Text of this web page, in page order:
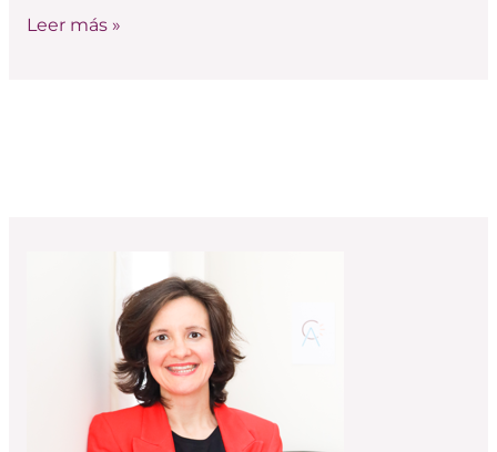
Leer más »